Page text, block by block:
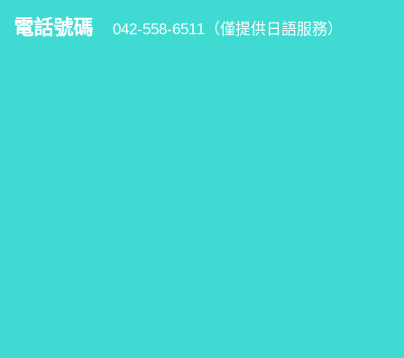
電話號碼 042-558-6511（僅提供日語服務）